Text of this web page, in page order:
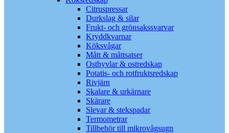
Citruspressar
Durkslag & silar
Frukt- och grönsakssvarvar
Kryddkvarnar
Köksvågar
Mått & måttsatser
Osthyvlar & ostredskap
Potatis- och rotfruktsredskap
Rivjärn
Skalare & urkärnare
Skärare
Slevar & stekspadar
Termometrar
Tillbehör till mikrovågsugn